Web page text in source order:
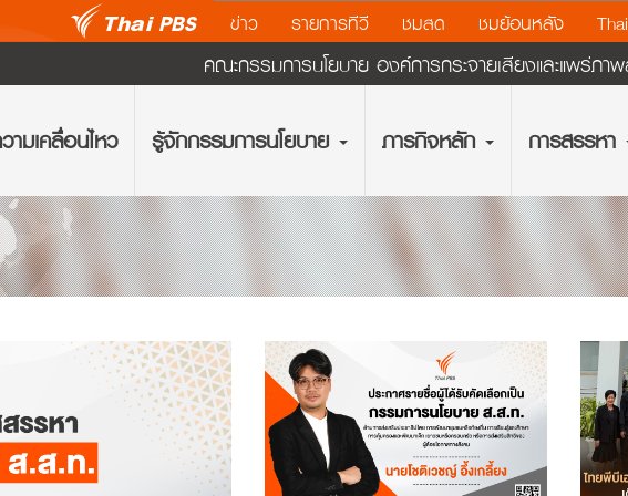
ข่าว รายการทีวี ชมสด ชมย้อนหลัง
คณะกรรมการนโยบาย องค์การกระจายเสียงและแพร่ภา
ามเคลื่อนไหว รู้จักกรรมการนโยบาย ภารกิจหลัก การสรรหา